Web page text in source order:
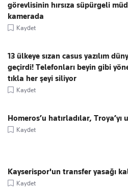
görevlisinin hırsıza süpürgeli
kamerada
Kaydet
13 ülkeye sızan casus yazılım
geçirdi! Telefonları beyin gibi
tıkla her şeyi siliyor
Kaydet
Homeros’u hatırladılar,
Kaydet
Kayserispor'un transfer yasağı
Kaydet